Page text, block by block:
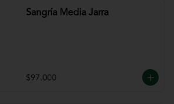
Sangría Media Jarra
$97.000